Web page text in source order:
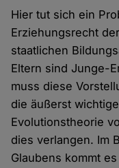
Hier tut sich ein
Erziehungsrecht
staatlichen
Eltern sind Junge-
muss diese
die äußerst
Evolutionstheorie
dies verlangen. Im
Glaubens kommt